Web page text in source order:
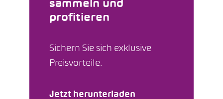
sammeln und
profitieren
Sichern Sie sich exklusive
Preisvorteile.
Jetzt herunterladen